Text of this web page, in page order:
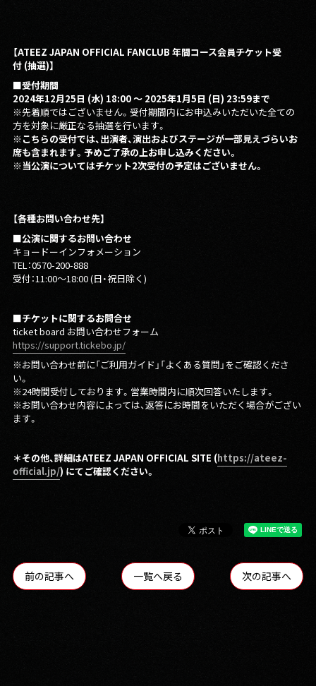
【ATEEZ JAPAN OFFICIAL FANCLUB 年間コース会員チケット受
付 (抽選)】
■受付期間
2024年12月25日 (水) 18:00 〜 2025年1月5日 (日) 23:59まで
※先着順ではございません。受付期間内にお申込みいただいた全ての
方を対象に厳正なる抽選を行います。
※こちらの受付では、出演者、演出およびステージが一部見えづらいお
席も含まれます。予めご了承の上お申し込みください。
※当公演についてはチケット2次受付の予定はございません。
【各種お問い合わせ先】
■公演に関するお問い合わせ
キョードーインフォメーション
TEL：0570-200-888
受付：11:00〜18:00 (日・祝日除く)
■チケットに関するお問合せ
ticket board お問い合わせフォーム
https://support.tickebo.jp/
※お問い合わせ前に「ご利用ガイド」「よくある質問」をご確認くださ
い。
※24時間受付しております。営業時間内に順次回答いたします。
※お問い合わせ内容によっては、返答にお時間をいただく場合がござい
ます。
＊その他、詳細はATEEZ JAPAN OFFICIAL SITE (https://ateez-
official.jp/) にてご確認ください。
前の記事へ 一覧へ戻る 次の記事へ